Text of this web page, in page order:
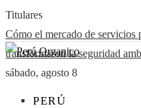
Titulares
Cómo el mercado de servicios
transformaron la seguridad
sábado, agosto 8
PERÚ